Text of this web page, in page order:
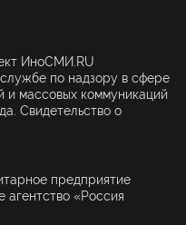
ИноСМИ.RU
по надзору в сфере
и массовых коммуникаций
Свидетельство о
предприятие
«Россия